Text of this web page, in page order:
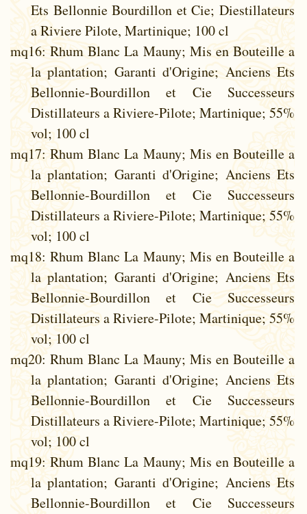
Ets Bellonnie Bourdillon et Cie; Diestillateurs
a Riviere Pilote, Martinique; 100 cl
mq16: Rhum Blanc La Mauny; Mis en Bouteille a
la plantation; Garanti d'Origine; Anciens Ets
Bellonnie-Bourdillon et Cie Successeurs
Distillateurs a Riviere-Pilote; Martinique; 55%
vol; 100 cl
mq17: Rhum Blanc La Mauny; Mis en Bouteille a
la plantation; Garanti d'Origine; Anciens Ets
Bellonnie-Bourdillon et Cie Successeurs
Distillateurs a Riviere-Pilote; Martinique; 55%
vol; 100 cl
mq18: Rhum Blanc La Mauny; Mis en Bouteille a
la plantation; Garanti d'Origine; Anciens Ets
Bellonnie-Bourdillon et Cie Successeurs
Distillateurs a Riviere-Pilote; Martinique; 55%
vol; 100 cl
mq20: Rhum Blanc La Mauny; Mis en Bouteille a
la plantation; Garanti d'Origine; Anciens Ets
Bellonnie-Bourdillon et Cie Successeurs
Distillateurs a Riviere-Pilote; Martinique; 55%
vol; 100 cl
mq19: Rhum Blanc La Mauny; Mis en Bouteille a
la plantation; Garanti d'Origine; Anciens Ets
Bellonnie-Bourdillon et Cie Successeurs